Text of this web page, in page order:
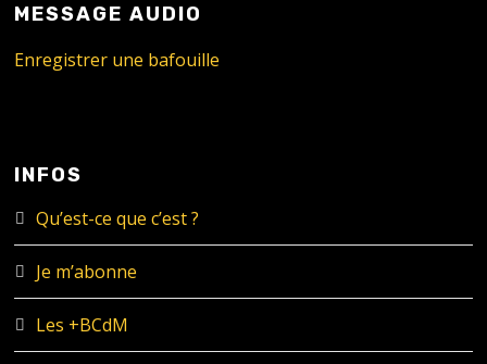
MESSAGE AUDIO
Enregistrer une bafouille
INFOS
Qu’est-ce que c’est ?
Je m’abonne
Les +BCdM